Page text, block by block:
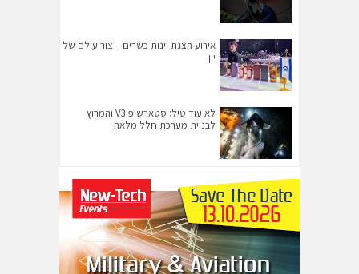
אירוע הצגת יינות כשרים – צור עולם של
יין
לא עוד טיל: סטארשיפ V3 והמרוץ
לבניית מערכת חלל מלאה